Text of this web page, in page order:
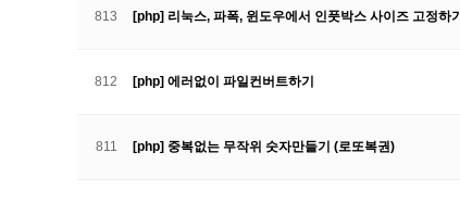
813 [php] 리눅스, 파폭, 윈도우에서 인풋박스 사이즈 고정하기
812 [php] 에러없이 파일컨버트하기
811 [php] 중복없는 무작위 숫자만들기 (로또복권)